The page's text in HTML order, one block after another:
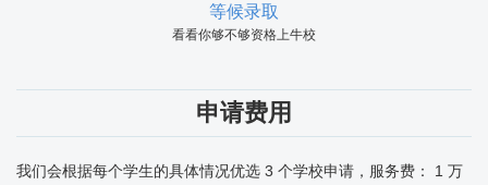
等候录取
看看你够不够资格上牛校
申请费用
我们会根据每个学生的具体情况优选 3 个学校申请，服务费： 1 万